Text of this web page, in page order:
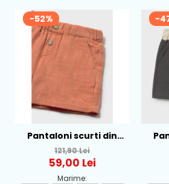
-52%
Pantaloni scurti din
bumbac pentru baieti
Mayoral, Portocaliu -
1216-55
121,90 Lei
59,00 Lei
Marime:
-